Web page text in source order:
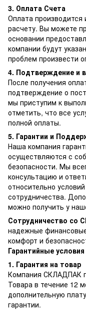
3. Оплата Счета
Оплата производится
расчету. Вы можете
основании
компании будут
проблем произвести
4. Подтверждение и
После получения
подтверждение о
мы приступим к
отметить, что все
полной оплаты.
5. Гарантии и
Наша компания
осуществляются с
безопасности. Мы
консультацию и
относительно
сотрудничества.
можно получить у
Сотрудничество со
надежные
комфорт и
Гарантийные
1. Гарантия на товар
Компания СКЛАДПАК
Товара в течение 12
дополнительную
гарантии.